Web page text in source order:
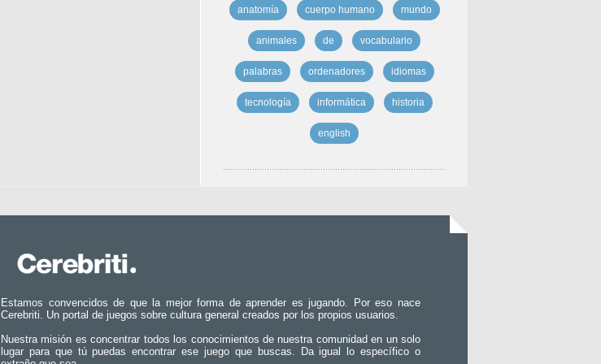
anatomía cuerpo humano mundo
animales de vocabulario
palabras ordenadores idiomas
tecnología informática historia
english
Estamos convencidos de que la mejor forma de aprender es jugando. Por eso nace
Cerebriti. Un portal de juegos sobre cultura general creados por los propios usuarios.
Nuestra misión es concentrar todos los conocimientos de nuestra comunidad en un solo
lugar para que tú puedas encontrar ese juego que buscas. Da igual lo específico o